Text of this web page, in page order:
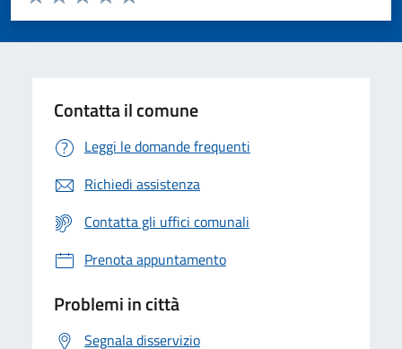
Valuta 5 stelle su 5
Valuta 4 stelle su 5
Valuta 3 stelle su 5
Valuta 2 stelle su 5
Valuta 1 stelle su 5
Contatta il comune
Leggi le domande frequenti
Richiedi assistenza
Contatta gli uffici comunali
Prenota appuntamento
Problemi in città
Segnala disservizio